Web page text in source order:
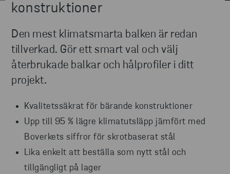
konstruktioner
Den mest klimatsmarta balken är redan
tillverkad. Gör ett smart val och välj
återbrukade balkar och hålprofiler i ditt
projekt.
Kvalitetssäkrat för bärande konstruktioner
Upp till 95 % lägre klimatutsläpp jämfört med
Boverkets siffror för skrotbaserat stål
Lika enkelt att beställa som nytt stål och
tillgängligt på lager